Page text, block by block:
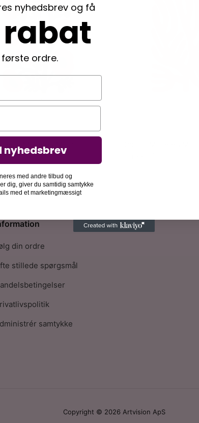
– Madelen Möllard
kr.
din ordre
stillede spørgsmål
samtykke
Copyright © 2026 Artvision ApS
nyhedsbrev og få
rabat
første ordre.
nyhedsbrev
med andre tilbud og
dig, giver du samtidig samtykke
med et marketingmæssigt